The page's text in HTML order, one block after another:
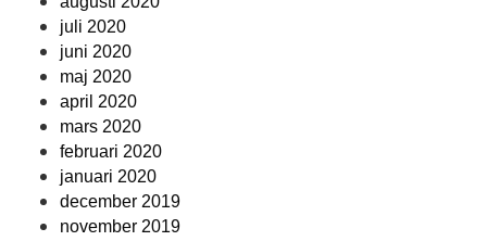
juli 2020
juni 2020
maj 2020
april 2020
mars 2020
februari 2020
januari 2020
december 2019
november 2019